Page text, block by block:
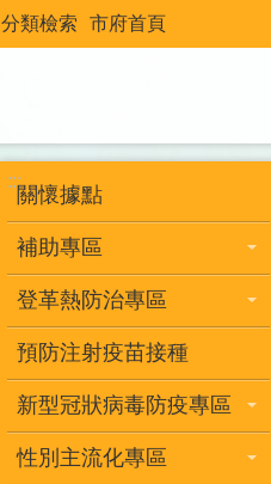
分類檢索 市府首頁
:::
關懷據點
補助專區
登革熱防治專區
預防注射疫苗接種
新型冠狀病毒防疫專區
性別主流化專區